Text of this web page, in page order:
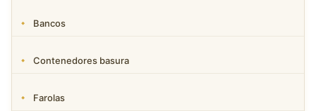
Bancos
Contenedores basura
Farolas